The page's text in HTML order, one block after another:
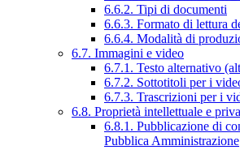
6.6.2. Tipi di documenti
6.6.3. Formato di lettura
6.6.4. Modalità di
6.7. Immagini e video
6.7.1. Testo alternativo
6.7.2. Sottotitoli per i
6.7.3. Trascrizioni per i
6.8. Proprietà intellettuale e
6.8.1. Pubblicazione di
Pubblica Amministrazione